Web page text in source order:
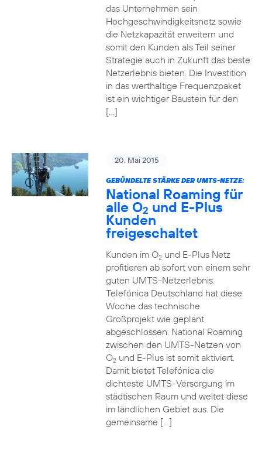
das Unternehmen sein
Hochgeschwindigkeitsnetz sowie
die Netzkapazität erweitern und
somit den Kunden als Teil seiner
Strategie auch in Zukunft das beste
Netzerlebnis bieten. Die Investition
in das werthaltige Frequenzpaket
ist ein wichtiger Baustein für den
[…]
20. Mai 2015
GEBÜNDELTE STÄRKE DER UMTS-NETZE:
National Roaming für
alle O2 und E-Plus
Kunden
freigeschaltet
Kunden im O2und E-Plus Netz
profitieren ab sofort von einem sehr
guten UMTS-Netzerlebnis.
Telefónica Deutschland hat diese
Woche das technische
Großprojekt wie geplant
abgeschlossen. National Roaming
zwischen den UMTS-Netzen von
O2und E-Plus ist somit aktiviert.
Damit bietet Telefónica die
dichteste UMTS-Versorgung im
städtischen Raum und weitet diese
im ländlichen Gebiet aus. Die
gemeinsame […]